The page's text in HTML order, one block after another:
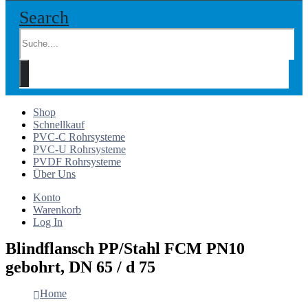
Search
Shop
Schnellkauf
PVC-C Rohrsysteme
PVC-U Rohrsysteme
PVDF Rohrsysteme
Über Uns
Konto
Warenkorb
Log In
Blindflansch PP/Stahl FCM PN10
gebohrt, DN 65 / d 75
Home